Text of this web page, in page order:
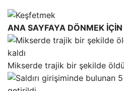
ANA SAYFAYA DÖNMEK
Mikserde trajik bir şekilde